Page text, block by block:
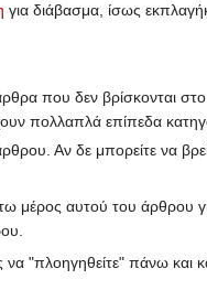
για διάβασμα, ίσως
που δεν βρίσκονται
πολλαπλά επίπεδα
Αν δε μπορείτε να
μέρος αυτού του άρθρου
"πλοηγηθείτε" πάνω και